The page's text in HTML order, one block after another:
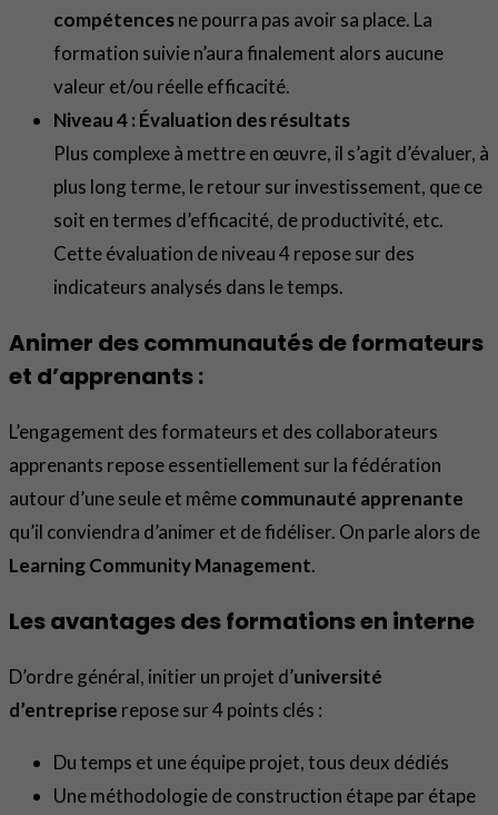
compétencesne pourra pas avoir sa place. La
formation suivie n’aura finalement alors aucune
valeur et/ou réelle efficacité.
Niveau 4 : Évaluation des résultats
Plus complexe à mettre en œuvre, il s’agit d’évaluer, à
plus long terme, le retour sur investissement, que ce
soit en termes d’efficacité, de productivité, etc.
Cette évaluation de niveau 4 repose sur des
indicateurs analysés dans le temps.
Animer des communautés de formateurs
et d’apprenants :
L’engagement des formateurs et des collaborateurs
apprenants repose essentiellement sur la fédération
autour d’une seule et mêmecommunauté apprenante
qu’il conviendra d’animer et de fidéliser. On parle alors de
Learning Community Management.
Les avantages des formations en interne
D’ordre général, initier un projet d’université
d’entreprise repose sur 4 points clés :
Du temps et une équipe projet, tous deux dédiés
Une méthodologie de construction étape par étape